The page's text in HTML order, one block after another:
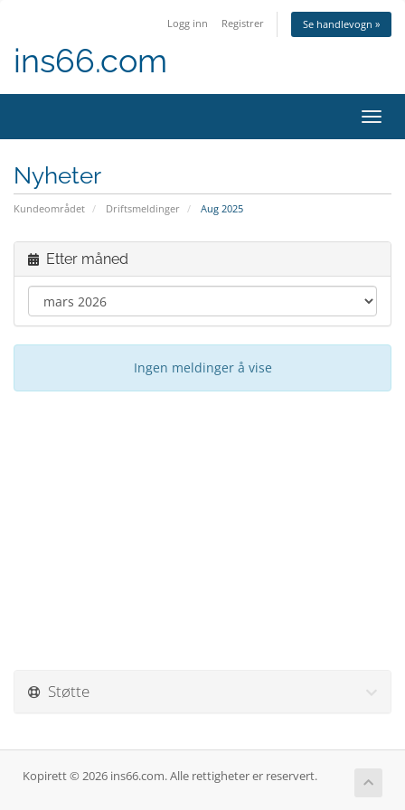
Logg inn Registrer Se handlevogn »
ins66.com
Bytt
Nyheter
Kundeområdet Driftsmeldinger Aug 2025
Etter måned
Ingen meldinger å vise
Støtte
Kopirett © 2026 ins66.com. Alle rettigheter er reservert.